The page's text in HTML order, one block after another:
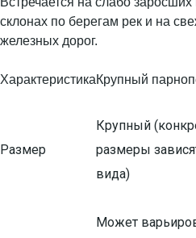
склонах по берегам рек и на
железных дорог.
ХарактеристикаКрупный
Размер
Крупный
размеры
вида)
Может